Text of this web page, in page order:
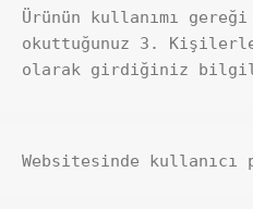
Ürünün kullanımı
okuttuğunuz 3.
olarak girdiğiniz
Websitesinde